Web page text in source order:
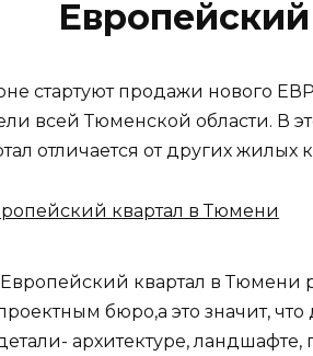
стартуют продажи нового
всей Тюменской области. В
отличается от других
Европейский квартал в Тюмени
бюро,а это значит,
архитектуре, ландшафте,